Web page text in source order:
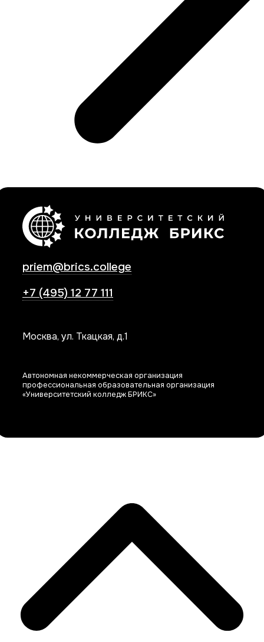
priem@brics.college
+7 (495) 12 77 111
Москва, ул. Ткацкая, д.1
Автономная некоммерческая организация
профессиональная образовательная организация
«Университетский колледж БРИКС»